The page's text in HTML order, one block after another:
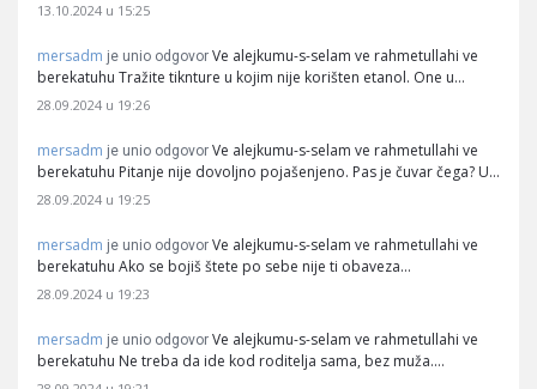
13.10.2024 u 15:25
mersadm je unio odgovor Ve alejkumu-s-selam ve rahmetullahi ve
berekatuhu Tražite tiknture u kojim nije korišten etanol. One u…
28.09.2024 u 19:26
mersadm je unio odgovor Ve alejkumu-s-selam ve rahmetullahi ve
berekatuhu Pitanje nije dovoljno pojašenjeno. Pas je čuvar čega? U…
28.09.2024 u 19:25
mersadm je unio odgovor Ve alejkumu-s-selam ve rahmetullahi ve
berekatuhu Ako se bojiš štete po sebe nije ti obaveza…
28.09.2024 u 19:23
mersadm je unio odgovor Ve alejkumu-s-selam ve rahmetullahi ve
berekatuhu Ne treba da ide kod roditelja sama, bez muža.…